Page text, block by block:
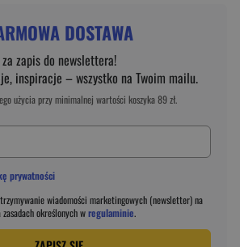
DOSTAWA
za zapis do newslettera!
inspiracje – wszystko na Twoim mailu.
użycia przy minimalnej wartości koszyka 89 zł.
prywatności
wiadomości marketingowych (newsletter) na
zasadach określonych wregulaminie.